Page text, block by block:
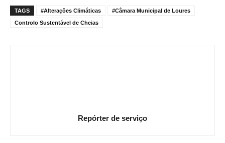
TAGS #Alterações Climáticas
#Câmara Municipal de Loures
Controlo Sustentável de Cheias
Repórter de serviço